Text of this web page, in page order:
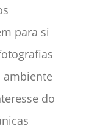
para si
ambiente
do